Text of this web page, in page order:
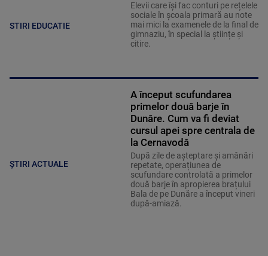
STIRI EDUCATIE
Elevii care îşi fac conturi pe rețelele
sociale în școala primară au note
mai mici la examenele de la final de
gimnaziu, în special la științe și
citire.
ȘTIRI ACTUALE
A început scufundarea
primelor două barje în
Dunăre. Cum va fi deviat
cursul apei spre centrala de
la Cernavodă
După zile de așteptare și amânări
repetate, operațiunea de
scufundare controlată a primelor
două barje în apropierea brațului
Bala de pe Dunăre a început vineri
după-amiază.